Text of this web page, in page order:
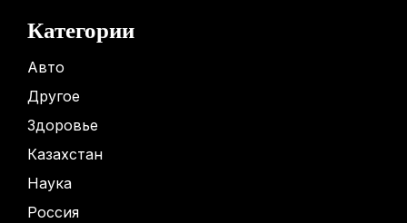
Категории
Авто
Другое
Здоровье
Казахстан
Наука
Россия